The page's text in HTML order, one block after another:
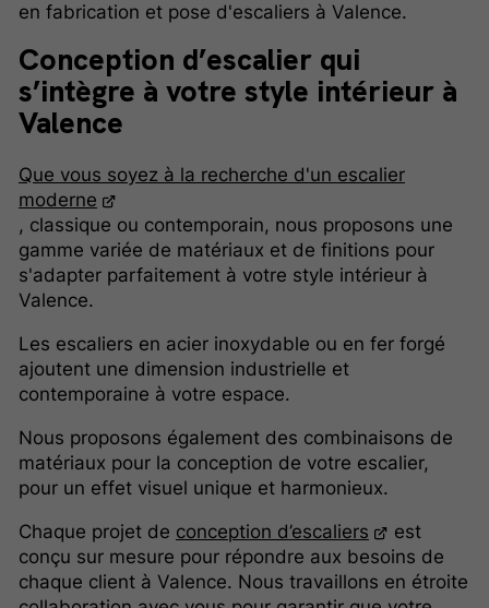
en fabrication et pose d'escaliers à Valence.
Conception d’escalier qui
s’intègre à votre style intérieur à
Valence
Que vous soyez à la recherche d'un escalier
moderne
, classique ou contemporain, nous proposons une
gamme variée de matériaux et de finitions pour
s'adapter parfaitement à votre style intérieur à
Valence.
Les escaliers en acier inoxydable ou en fer forgé
ajoutent une dimension industrielle et
contemporaine à votre espace.
Nous proposons également des combinaisons de
matériaux pour la conception de votre escalier,
pour un effet visuel unique et harmonieux.
Chaque projet de conception d’escaliers
est
conçu sur mesure pour répondre aux besoins de
chaque client à Valence. Nous travaillons en étroite